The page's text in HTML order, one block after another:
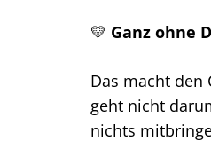
💛 Ganz ohne
Das macht den
geht nicht
nichts